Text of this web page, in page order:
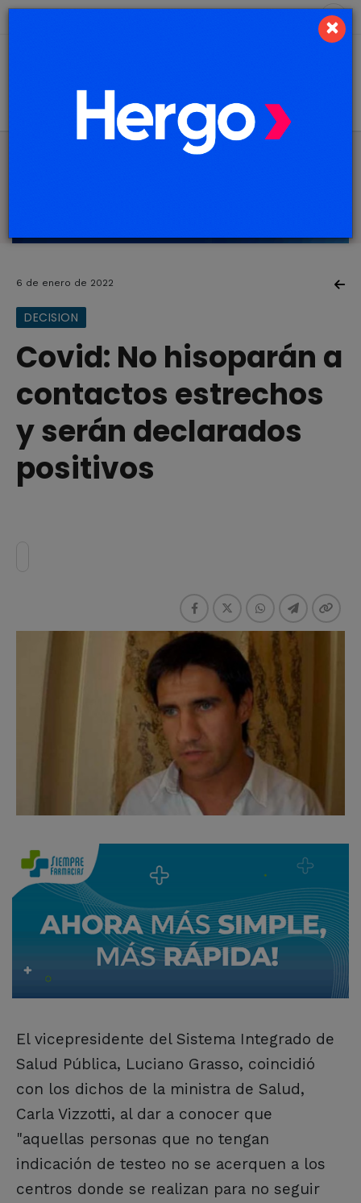
6 de enero de 2022
DECISION
Covid: No hisoparán a
contactos estrechos
y serán declarados
positivos
El vicepresidente del Sistema Integrado de
Salud Pública, Luciano Grasso, coincidió
con los dichos de la ministra de Salud,
Carla Vizzotti, al dar a conocer que
"aquellas personas que no tengan
indicación de testeo no se acerquen a los
centros donde se realizan para no seguir
×